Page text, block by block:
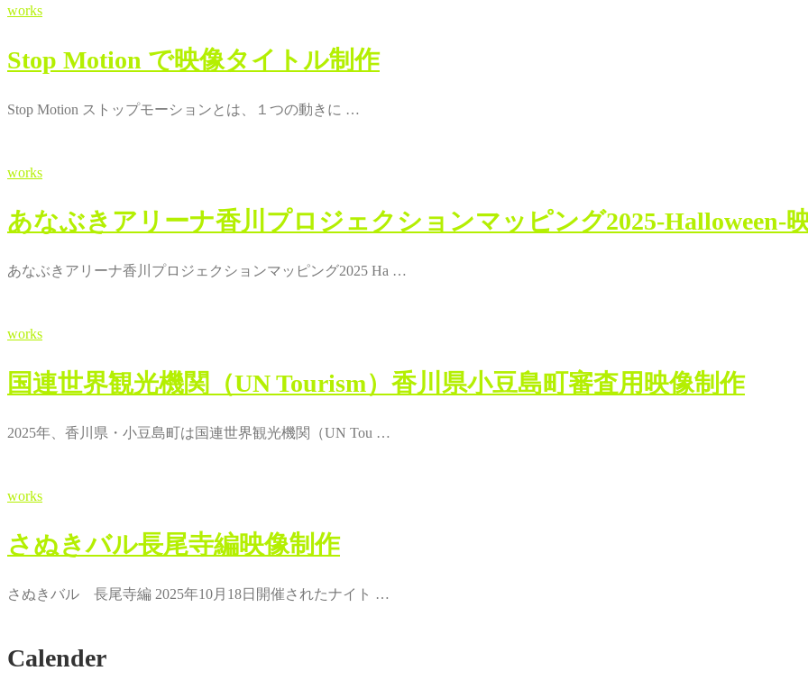
works
Stop Motion で映像タイトル制作
Stop Motion ストップモーションとは、１つの動きに …
works
あなぶきアリーナ香川プロジェクションマッピング2025-Halloween-
あなぶきアリーナ香川プロジェクションマッピング2025 Ha …
works
国連世界観光機関（UN Tourism）香川県小豆島町審査用映像制作
2025年、香川県・小豆島町は国連世界観光機関（UN Tou …
works
さぬきバル長尾寺編映像制作
さぬきバル 長尾寺編 2025年10月18日開催されたナイト …
Calender